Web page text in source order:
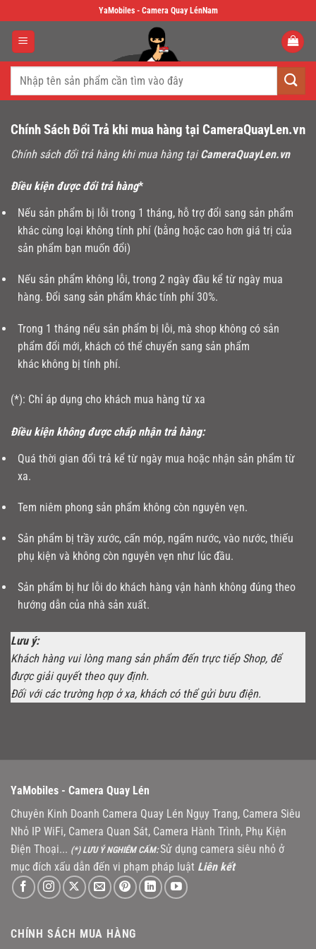
to
content
YaMobiles - Camera Quay LénNam
Tìm
Chính Sách Đổi Trả khi mua hàng tại CameraQuayLen.vn
Chính sách đổi trả hàng khi mua hàng tạiCameraQuayLen.vn
Điều kiện được đổi trả hàng*
Nếu sản phẩm bị lỗi trong 1 tháng, hỗ trợ đổi sang sản phẩm
khác cùng loại không tính phí (bằng hoặc cao hơn giá trị của
sản phẩm bạn muốn đổi)
Nếu sản phẩm không lỗi, trong 2 ngày đầu kể từ ngày mua
hàng. Đổi sang sản phẩm khác tính phí 30%.
Trong 1 tháng nếu sản phẩm bị lỗi, mà shop không có sản
phẩm đổi mới, khách có thể chuyển sang sản phẩm
khác không bị tính phí.
(*): Chỉ áp dụng cho khách mua hàng từ xa
Điều kiện không được chấp nhận trả hàng:
Quá thời gian đổi trả kể từ ngày mua hoặc nhận sản phẩm từ
xa.
Tem niêm phong sản phẩm không còn nguyên vẹn.
Sản phẩm bị trầy xước, cấn móp, ngấm nước, vào nước, thiếu
phụ kiện và không còn nguyên vẹn như lúc đầu.
Sản phẩm bị hư lỗi do khách hàng vận hành không đúng theo
hướng dẫn của nhà sản xuất.
Lưu ý:
Khách hàng vui lòng mang sản phẩm đến trực tiếp Shop, để
được giải quyết theo quy định.
Đối với các trường hợp ở xa, khách có thể gửi bưu điện.
YaMobiles - Camera Quay Lén
Chuyên Kinh Doanh Camera Quay Lén Ngụy Trang, Camera Siêu
Nhỏ IP WiFi, Camera Quan Sát, Camera Hành Trình, Phụ Kiện
Điện Thoại... (*) LƯU Ý NGHIÊM CẤM:Sử dụng camera siêu nhỏ ở
mục đích xấu dẫn đến vi phạm pháp luật Liên kết
CHÍNH SÁCH MUA HÀNG